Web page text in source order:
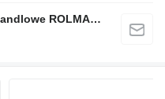
Przedsiębiorstwo Produkcyjno-Handlowe ROLMAPOL Marcin Dziekan